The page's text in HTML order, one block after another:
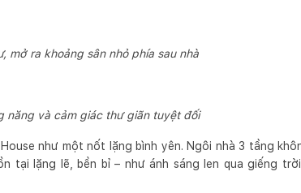
mở ra khoảng sân nhỏ phía sau nhà
năng và cảm giác thư giãn tuyệt đối
như một nốt lặng bình yên. Ngôi nhà 3 tầng
tại lặng lẽ, bền bỉ – như ánh sáng len qua giếng